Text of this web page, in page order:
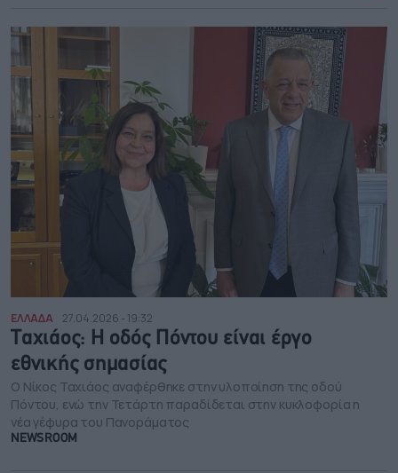
ΕΛΛΑΔΑ 27.04.2026 - 19:32
Ταχιάος: Η οδός Πόντου είναι έργο
εθνικής σημασίας
Ο Νίκος Ταχιάος αναφέρθηκε στην υλοποίηση της οδού
Πόντου, ενώ την Τετάρτη παραδίδεται στην κυκλοφορία η
νέα γέφυρα του Πανοράματος
NEWSROOM